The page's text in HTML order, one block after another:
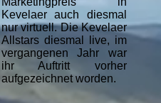
Kevelaer auch diesmal
nur virtuell. Die Kevelaer
Allstars diesmal live, im
vergangenen Jahr war
ihr Auftritt vorher
aufgezeichnet worden.